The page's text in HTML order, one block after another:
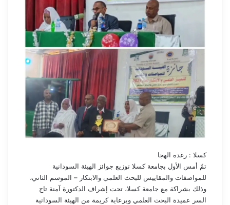
كسلا : رغده الهجا
تمّ أمس الأول بجامعة كسلا توزيع جوائز الهيئة السودانية
للمواصفات والمقاييس للبحث العلمي والابتكار – الموسم الثاني،
وذلك بشراكة مع جامعة كسلا، تحت إشراف الدكتورة آمنة تاج
السر عميدة البحث العلمي وبرعاية كريمة من الهيئة السودانية